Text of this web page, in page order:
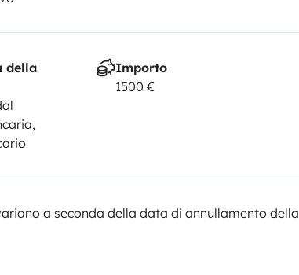
della
Importo
1500 €
a seconda della data di annullamento della